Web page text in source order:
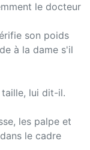
le docteur
son poids
à la dame s'il
lui dit-il.
les palpe et
le cadre